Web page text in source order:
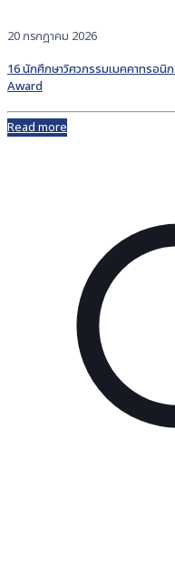
20 กรกฎาคม 2026
16 นักศึกษาวิศวกรรมเมคคาทรอนิ
Award
Read more